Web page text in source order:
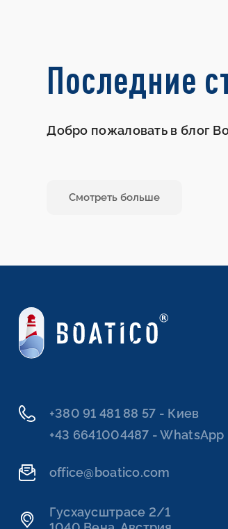
Последние
Добро пожаловать в блог
Смотреть больше
+380 91 481 88 57 - Киев
+43 6641004487 - WhatsApp
office@boatico.com
Гусхаусштрасе 2/1